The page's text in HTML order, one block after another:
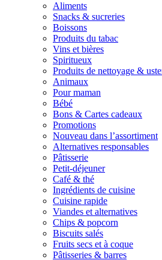
Aliments
Snacks & sucreries
Boissons
Produits du tabac
Vins et bières
Spiritueux
Produits de nettoyage &
Animaux
Pour maman
Bébé
Bons & Cartes cadeaux
Promotions
Nouveau dans l’assortiment
Alternatives responsables
Pâtisserie
Petit-déjeuner
Café & thé
Ingrédients de cuisine
Cuisine rapide
Viandes et alternatives
Chips & popcorn
Biscuits salés
Fruits secs et à coque
Pâtisseries & barres